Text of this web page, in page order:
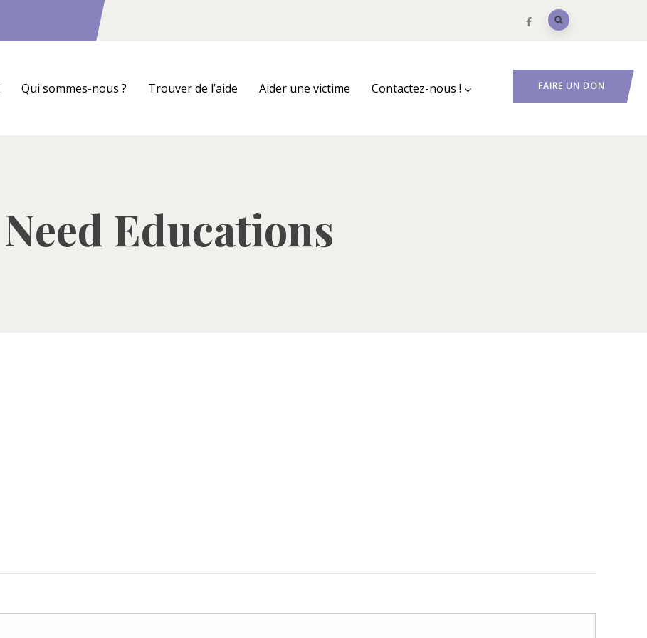
Qui sommes-nous ? Trouver de l’aide Aider une victime Contactez-nous ! FAIRE UN DON
Need Educations